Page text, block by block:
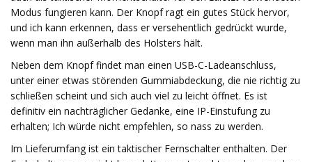
Modus fungieren kann. Der Knopf ragt ein gutes Stück hervor,
und ich kann erkennen, dass er versehentlich gedrückt wurde,
wenn man ihn außerhalb des Holsters hält.
Neben dem Knopf findet man einen USB-C-Ladeanschluss,
unter einer etwas störenden Gummiabdeckung, die nie richtig zu
schließen scheint und sich auch viel zu leicht öffnet. Es ist
definitiv ein nachträglicher Gedanke, eine IP-Einstufung zu
erhalten; Ich würde nicht empfehlen, so nass zu werden.
Im Lieferumfang ist ein taktischer Fernschalter enthalten. Der